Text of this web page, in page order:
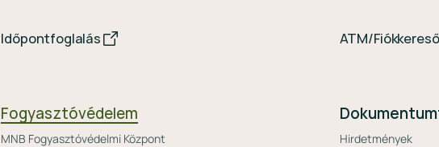
Időpontfoglalás ATM/Fiókkereső
Fogyasztóvédelem
MNB Fogyasztóvédelmi Központ
Hirdetmények